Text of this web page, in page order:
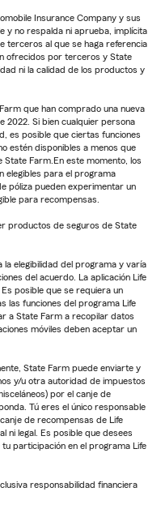
Insurance Company y sus
y no respalda ni aprueba, implícita
terceros al que se haga referencia
ofrecidos por terceros y State
ni la calidad de los productos y
que han comprado una nueva
2022. Si bien cualquier persona
es posible que ciertas funciones
estén disponibles a menos que
State Farm.En este momento, los
elegibles para el programa
póliza pueden experimentar un
para recompensas.
productos de seguros de State
la elegibilidad del programa y varía
del acuerdo. La aplicación Life
posible que se requiera un
las funciones del programa Life
a State Farm a recopilar datos
móviles deben aceptar un
State Farm puede enviarte y
y/u otra autoridad de impuestos
por el canje de
Tú eres el único responsable
de recompensas de Life
ni legal. Es posible que desees
participación en el programa Life
responsabilidad financiera